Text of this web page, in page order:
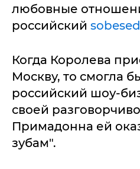
любовные
российский
Когда Королева
Москву, то смогла
российский шоу-
своей
Примадонна ей
зубам".